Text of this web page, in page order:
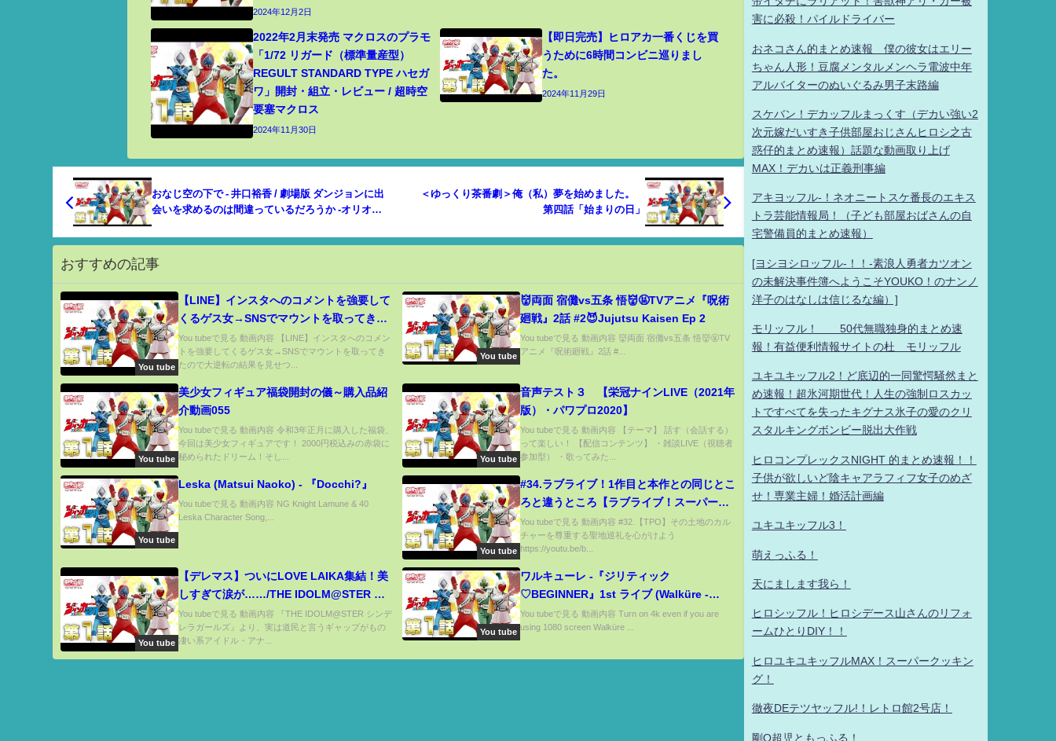
2024年12月2日
2022年2月末発売 マクロスのプラモ
「1/72 リガード（標準量産型）
REGULT STANDARD TYPE ハセガ
ワ」開封・組立・レビュー / 超時空
要塞マクロス
2024年11月30日
【即日完売】ヒロアカ一番くじを買
うために6時間コンビニ巡りまし
た。
2024年11月29日
おなじ空の下で - 井口裕香 / 劇場版 ダンジョンに出
会いを求めるのは間違っているだろうか -オリオン
＜ゆっくり茶番劇＞俺（私）夢を始めました。
第四話「始まりの日」
おすすめの記事
You tube
【LINE】インスタへのコメントを強要して
くるゲス女→SNSでマウントを取ってきた
ので大逆転の結果を見せつけてやった
ら...w【疑惑のパンドLINE】
You tubeで見る 動画内容 【LINE】インスタへのコメン
トを強要してくるゲス女→SNSでマウントを取ってき
たので大逆転の結果を見せつ...
You tube
👹両面 宿儺vs五条 悟👹🤬TVアニメ『呪術
廻戦』2話 #2😈Jujutsu Kaisen Ep 2
You tubeで見る 動画内容 👹両面 宿儺vs五条 悟👹🤬TV
アニメ『呪術廻戦』2話 #...
You tube
美少女フィギュア福袋開封の儀～購入品紹
介動画055
You tubeで見る 動画内容 令和3年正月に購入した福袋、
今回は美少女フィギュアです！ 2000円税込みの赤袋に
秘められたドリーム！そし...
You tube
音声テスト３ 【栄冠ナインLIVE（2021年
版）・パワプロ2020】
You tubeで見る 動画内容 【テーマ】 話す（会話する）
って楽しい！ 【配信コンテンツ】 ・雑談LIVE（視聴者
参加型） ・歌ってみた...
You tube
Leska (Matsui Naoko) - 『Docchi?』
You tubeで見る 動画内容 NG Knight Lamune & 40
Leska Character Song,...
You tube
#34.ラブライブ！1作目と本作との同じとこ
ろと違うところ【ラブライブ！スーパース
ター！！1話感想】
You tubeで見る 動画内容 #32.【TPO】その土地のカル
チャーを尊重する聖地巡礼を心がけよう
https://youtu.be/b...
You tube
【デレマス】ついにLOVE LAIKA集結！美
しすぎて涙が……/THE IDOLM@STER シ
ンデレラガールズ アナスタシア Memories
Ver.(1/8スケール)
You tubeで見る 動画内容 『THE IDOLM@STER シンデ
レラガールズ』より、実は道民と言うギャップがもの
凄い系アイドル・アナ...
You tube
ワルキューレ -『ジリティック
♡BEGINNER』1st ライブ (Walküre -
Giritic♡BEGINNER) 1st Live【HD】
【Recolour】
You tubeで見る 動画内容 Turn on 4k even if you are
using 1080 screen Walküre ...
害に必殺！パイルドライバー
おネコさん的まとめ速報 僕の彼女はエリー
ちゃん人形！豆腐メンタルメンヘラ電波中年
アルバイターのぬいぐるみ男子末路編
スケバン！デカッフルまっくす（デカい強い2
次元嫁だいすき子供部屋おじさんヒロシ之古
惑仔的まとめ速報）話題な動画取り上げ
MAX！デカいは正義刑事編
アキヨッフル-！ネオニートスケ番長のエキス
トラ芸能情報局！（子ども部屋おばさんの自
宅警備員的まとめ速報）
[ヨシヨシロッフル-！！-素浪人勇者カツオン
の未解決事件簿へようこそYOUKO！のナンノ
洋子のはなしは信じるな編）]
モリッフル！ 50代無職独身的まとめ速
報！有益便利情報サイトの杜 モリッフル
ユキユキッフル2！ど底辺的一同驚愕騒然まと
め速報！超氷河期世代！人生の強制ロスカッ
トですべてを失ったキグナス氷子の愛のクリ
スタルキングボンビー脱出大作戦
ヒロコンプレックスNIGHT 的まとめ速報！！
子供が欲しいど陰キャアラフィフ女子のめざ
せ！専業主婦！婚活計画編
ユキユキッフル3！
萌えっふる！
天にまします我ら！
ヒロシッフル！ヒロシデース山さんのリフォ
ームひとりDIY！！
ヒロユキユキッフルMAX！スーパークッキン
グ！
徹夜DEテツヤッフル!！レトロ館2号店！
剛Q超児ともっふる！